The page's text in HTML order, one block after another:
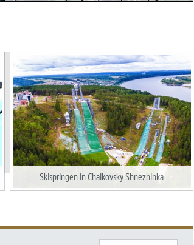
Skispringen in Chaikovsky Shnezhinka